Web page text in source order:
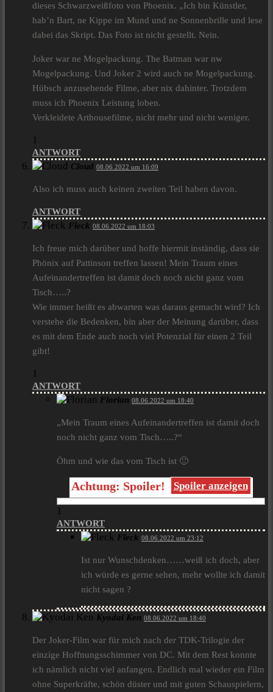
dieses Schwarzweißfoto von Phoenix. „Ich bin Künstler,
hab’n Bart, ne Kippe im Mund und ne Sonnenbrille und lese
dabei das Skript. Das Foto ist nicht gestellt. Nein.
Joker war ne Mogelpackung. The Batman war nw
Mogelpackung. Und Joker 2 wird auch ne Mogelpackung.
Hübsch anzusehende Filme, aber nix dahinter. Trotzdem
muss ich Phoenix Leistung loben.
Verkleidete Arthousefilme, nicht mehr und nicht weniger.
1
ANTWORT
Cloud 08.06.2022 um 16:09
Also ich muss auch keinen zweiten Teil haben davon.
ANTWORT
Fleck 08.06.2022 um 18:03
Ich freue mich darüber und hoffe hiermit inständig, dass sie
Phönix auf Pattinson treffen lassen! Mein Traum eines
Aufeinandertreffen ist damit doch noch nicht ganz vom
Tisch…..?
Wie immer heißt es abwarten was daraus gemacht wird? Ich
verstehe die Bedenken, bin aber der Meinung darüber, dass
es mit dem Ende auch noch viel Potenzial für einen 2 Teil
gibt!
1
ANTWORT
Florian 08.06.2022 um 18:40
„Mein Traum eines Aufeinandertreffen ist damit doch
noch nicht ganz vom Tisch…..?“
Öhm und wie das vom Tisch ist 🙂
Achtung: Spoiler! Spoiler anzeigen
1
ANTWORT
Fleck 08.06.2022 um 23:12
Ist nur Wunschdenken……weiß ich doch, aber
ich würde es gerne sehen, mehr wollte ich damit
nicht sagen ?
Kyodai Ken 08.06.2022 um 18:40
Der Joker-Film war für mich nach der TDK-Trilogie der
einzige Hoffnungsschimmer von DC. Mit dem Rest konnte
ich nämlich nicht viel anfangen. Endlich mal wieder ein Film
ohne Superkräfte, schön düster und mit guten Schauspielern,